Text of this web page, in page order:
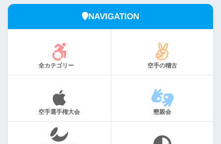
NAVIGATION
全カテゴリー 空手の稽古
空手選手権大会 懇親会